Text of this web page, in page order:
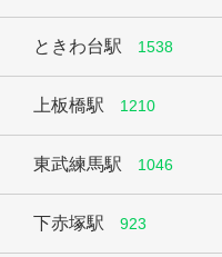
ときわ台駅 1538
上板橋駅 1210
東武練馬駅 1046
下赤塚駅 923